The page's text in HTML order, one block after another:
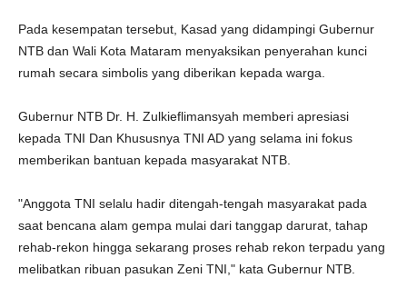
Pada kesempatan tersebut, Kasad yang didampingi Gubernur
NTB dan Wali Kota Mataram menyaksikan penyerahan kunci
rumah secara simbolis yang diberikan kepada warga.
Gubernur NTB Dr. H. Zulkieflimansyah memberi apresiasi
kepada TNI Dan Khususnya TNI AD yang selama ini fokus
memberikan bantuan kepada masyarakat NTB.
"Anggota TNI selalu hadir ditengah-tengah masyarakat pada
saat bencana alam gempa mulai dari tanggap darurat, tahap
rehab-rekon hingga sekarang proses rehab rekon terpadu yang
melibatkan ribuan pasukan Zeni TNI," kata Gubernur NTB.